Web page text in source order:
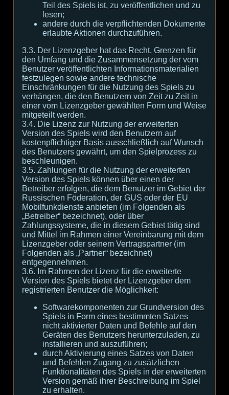
Teil des Spiels ist, zu veröffentlichen und zu
lesen;
andere durch die verpflichtenden Dokumente
erlaubte Aktionen durchzuführen.
3.3. Der Lizenzgeber hat das Recht, Grenzen für
den Umfang und die Zusammensetzung der vom
Benutzer veröffentlichten Informationsmaterialien
festzulegen sowie andere technische
Einschränkungen für die Nutzung des Spiels zu
verhängen, die den Benutzern von Zeit zu Zeit in
einer vom Lizenzgeber gewählten Form und Weise
mitgeteilt werden.
3.4. Die Lizenz zur Nutzung der erweiterten
Version des Spiels wird den Benutzern auf
kostenpflichtiger Basis ausschließlich auf Wunsch
des Benutzers gewährt, um den Spielprozess zu
beschleunigen.
3.5. Zahlungen für die Nutzung der erweiterten
Version des Spiels können über einen der
Betreiber erfolgen, die dem Benutzer im Gebiet der
Russischen Föderation, der GUS oder der EU
Mobilfunkdienste anbieten (im Folgenden als
„Betreiber“ bezeichnet), oder über
Zahlungssysteme, die in diesem Gebiet tätig sind
und Mittel im Rahmen einer Vereinbarung mit dem
Lizenzgeber oder seinem Vertragspartner (im
Folgenden als „Partner“ bezeichnet)
entgegennehmen.
3.6. Im Rahmen der Lizenz für die erweiterte
Version des Spiels bietet der Lizenzgeber dem
registrierten Benutzer die Möglichkeit:
Softwarekomponenten zur Grundversion des
Spiels in Form eines bestimmten Satzes
nicht aktivierter Daten und Befehle auf den
Geräten des Benutzers herunterzuladen, zu
installieren und auszuführen;
durch Aktivierung eines Satzes von Daten
und Befehlen Zugang zu zusätzlichen
Funktionalitäten des Spiels in der erweiterten
Version gemäß ihrer Beschreibung im Spiel
zu erhalten.